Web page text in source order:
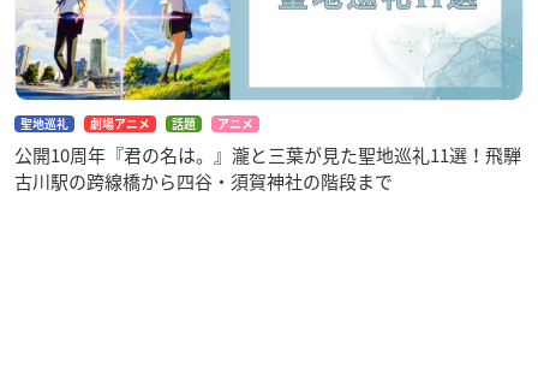
聖地巡礼 劇場アニメ 話題 アニメ
公開10周年『君の名は。』瀧と三葉が見た聖地巡礼11選！飛騨
古川駅の跨線橋から四谷・須賀神社の階段まで